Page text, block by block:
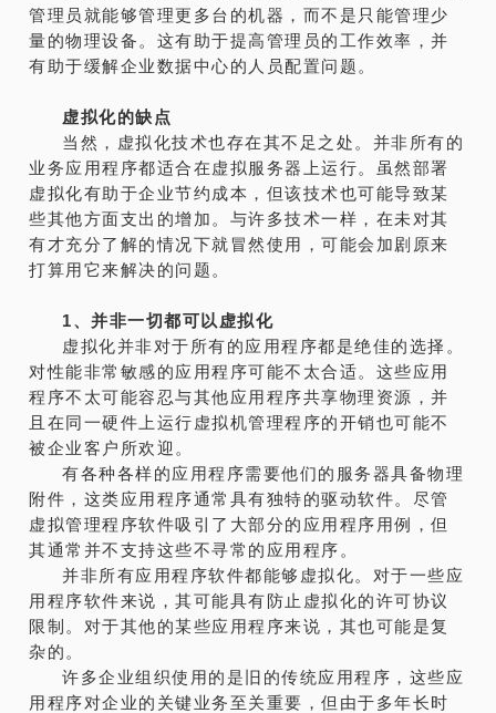
管理员就能够管理更多台的机器，而不是只能管理少
量的物理设备。这有助于提高管理员的工作效率，并
有助于缓解企业数据中心的人员配置问题。
虚拟化的缺点
当然，虚拟化技术也存在其不足之处。并非所有的
业务应用程序都适合在虚拟服务器上运行。虽然部署
虚拟化有助于企业节约成本，但该技术也可能导致某
些其他方面支出的增加。与许多技术一样，在未对其
有才充分了解的情况下就冒然使用，可能会加剧原来
打算用它来解决的问题。
1、并非一切都可以虚拟化
虚拟化并非对于所有的应用程序都是绝佳的选择。
对性能非常敏感的应用程序可能不太合适。这些应用
程序不太可能容忍与其他应用程序共享物理资源，并
且在同一硬件上运行虚拟机管理程序的开销也可能不
被企业客户所欢迎。
有各种各样的应用程序需要他们的服务器具备物理
附件，这类应用程序通常具有独特的驱动软件。尽管
虚拟管理程序软件吸引了大部分的应用程序用例，但
其通常并不支持这些不寻常的应用程序。
并非所有应用程序软件都能够虚拟化。对于一些应
用程序软件来说，其可能具有防止虚拟化的许可协议
限制。对于其他的某些应用程序来说，其也可能是复
杂的。
许多企业组织使用的是旧的传统应用程序，这些应
用程序对企业的关键业务至关重要，但由于多年长时